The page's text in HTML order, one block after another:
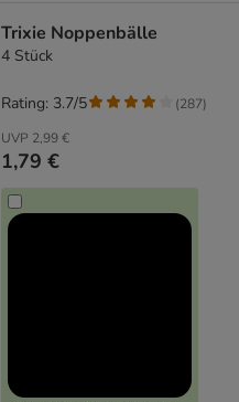
Trixie Noppenbälle
4 Stück
UVP 2,99 €
1,79 €
Rating: 3.7/5 (287)